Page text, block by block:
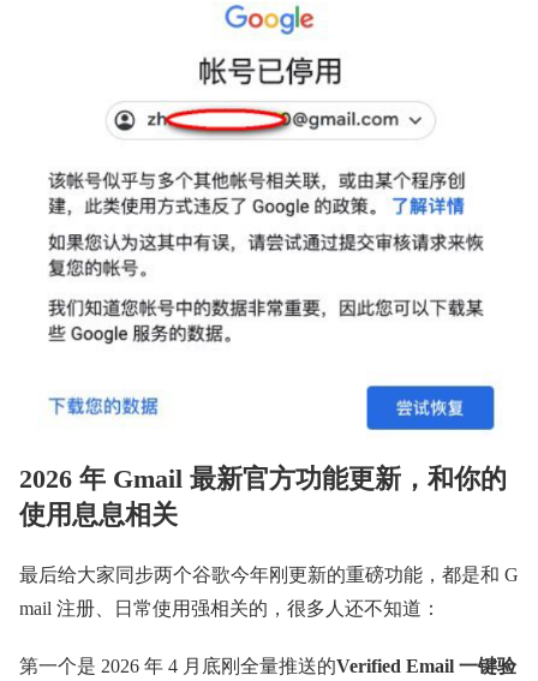
2026 年 Gmail 最新官方功能更新，和你的
使用息息相关
最后给大家同步两个谷歌今年刚更新的重磅功能，都是和 G
mail 注册、日常使用强相关的，很多人还不知道：
第一个是 2026 年 4 月底刚全量推送的Verified Email 一键验